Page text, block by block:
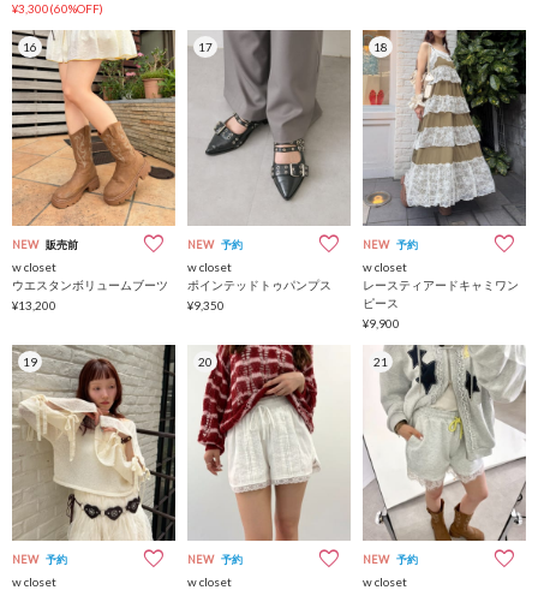
¥3,300(60%OFF)
16
NEW 販売前
w closet
ウエスタンボリュームブーツ
¥13,200
17
NEW 予約
w closet
ポインテッドトゥパンプス
¥9,350
18
NEW 予約
w closet
レースティアードキャミワン
ピース
¥9,900
19
NEW 予約
w closet
20
NEW 予約
w closet
21
NEW 予約
w closet